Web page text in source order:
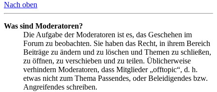
Nach oben
Was sind Moderatoren?
Die Aufgabe der Moderatoren ist es, das Geschehen im
Forum zu beobachten. Sie haben das Recht, in ihrem Bereich
Beiträge zu ändern und zu löschen und Themen zu schließen,
zu öffnen, zu verschieben und zu teilen. Üblicherweise
verhindern Moderatoren, dass Mitglieder „offtopic“, d. h.
etwas nicht zum Thema Passendes, oder Beleidigendes bzw.
Angreifendes schreiben.